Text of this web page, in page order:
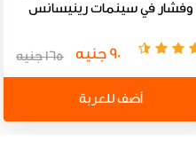
وفشار في سينمات رينيسانس
90 جنيه 165 جنيه
أضف للعربة